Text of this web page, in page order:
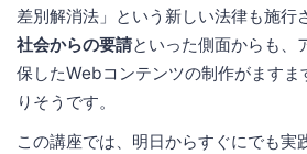
差別解消法」という新しい法律も施行
社会からの要請といった側面からも、
保したWebコンテンツの制作がますま
りそうです。
この講座では、明日からすぐにでも実